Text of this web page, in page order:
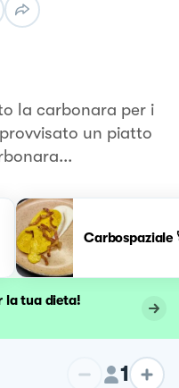
la carbonara per i
un piatto
Carbospaziale
la tua dieta!
1